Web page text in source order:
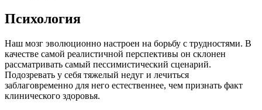
Психология
Наш мозг эволюционно настроен на борьбу с трудностями. В
качестве самой реалистичной перспективы он склонен
рассматривать самый пессимистический сценарий.
Подозревать у себя тяжелый недуг и лечиться
заблаговременно для него естественнее, чем признать факт
клинического здоровья.